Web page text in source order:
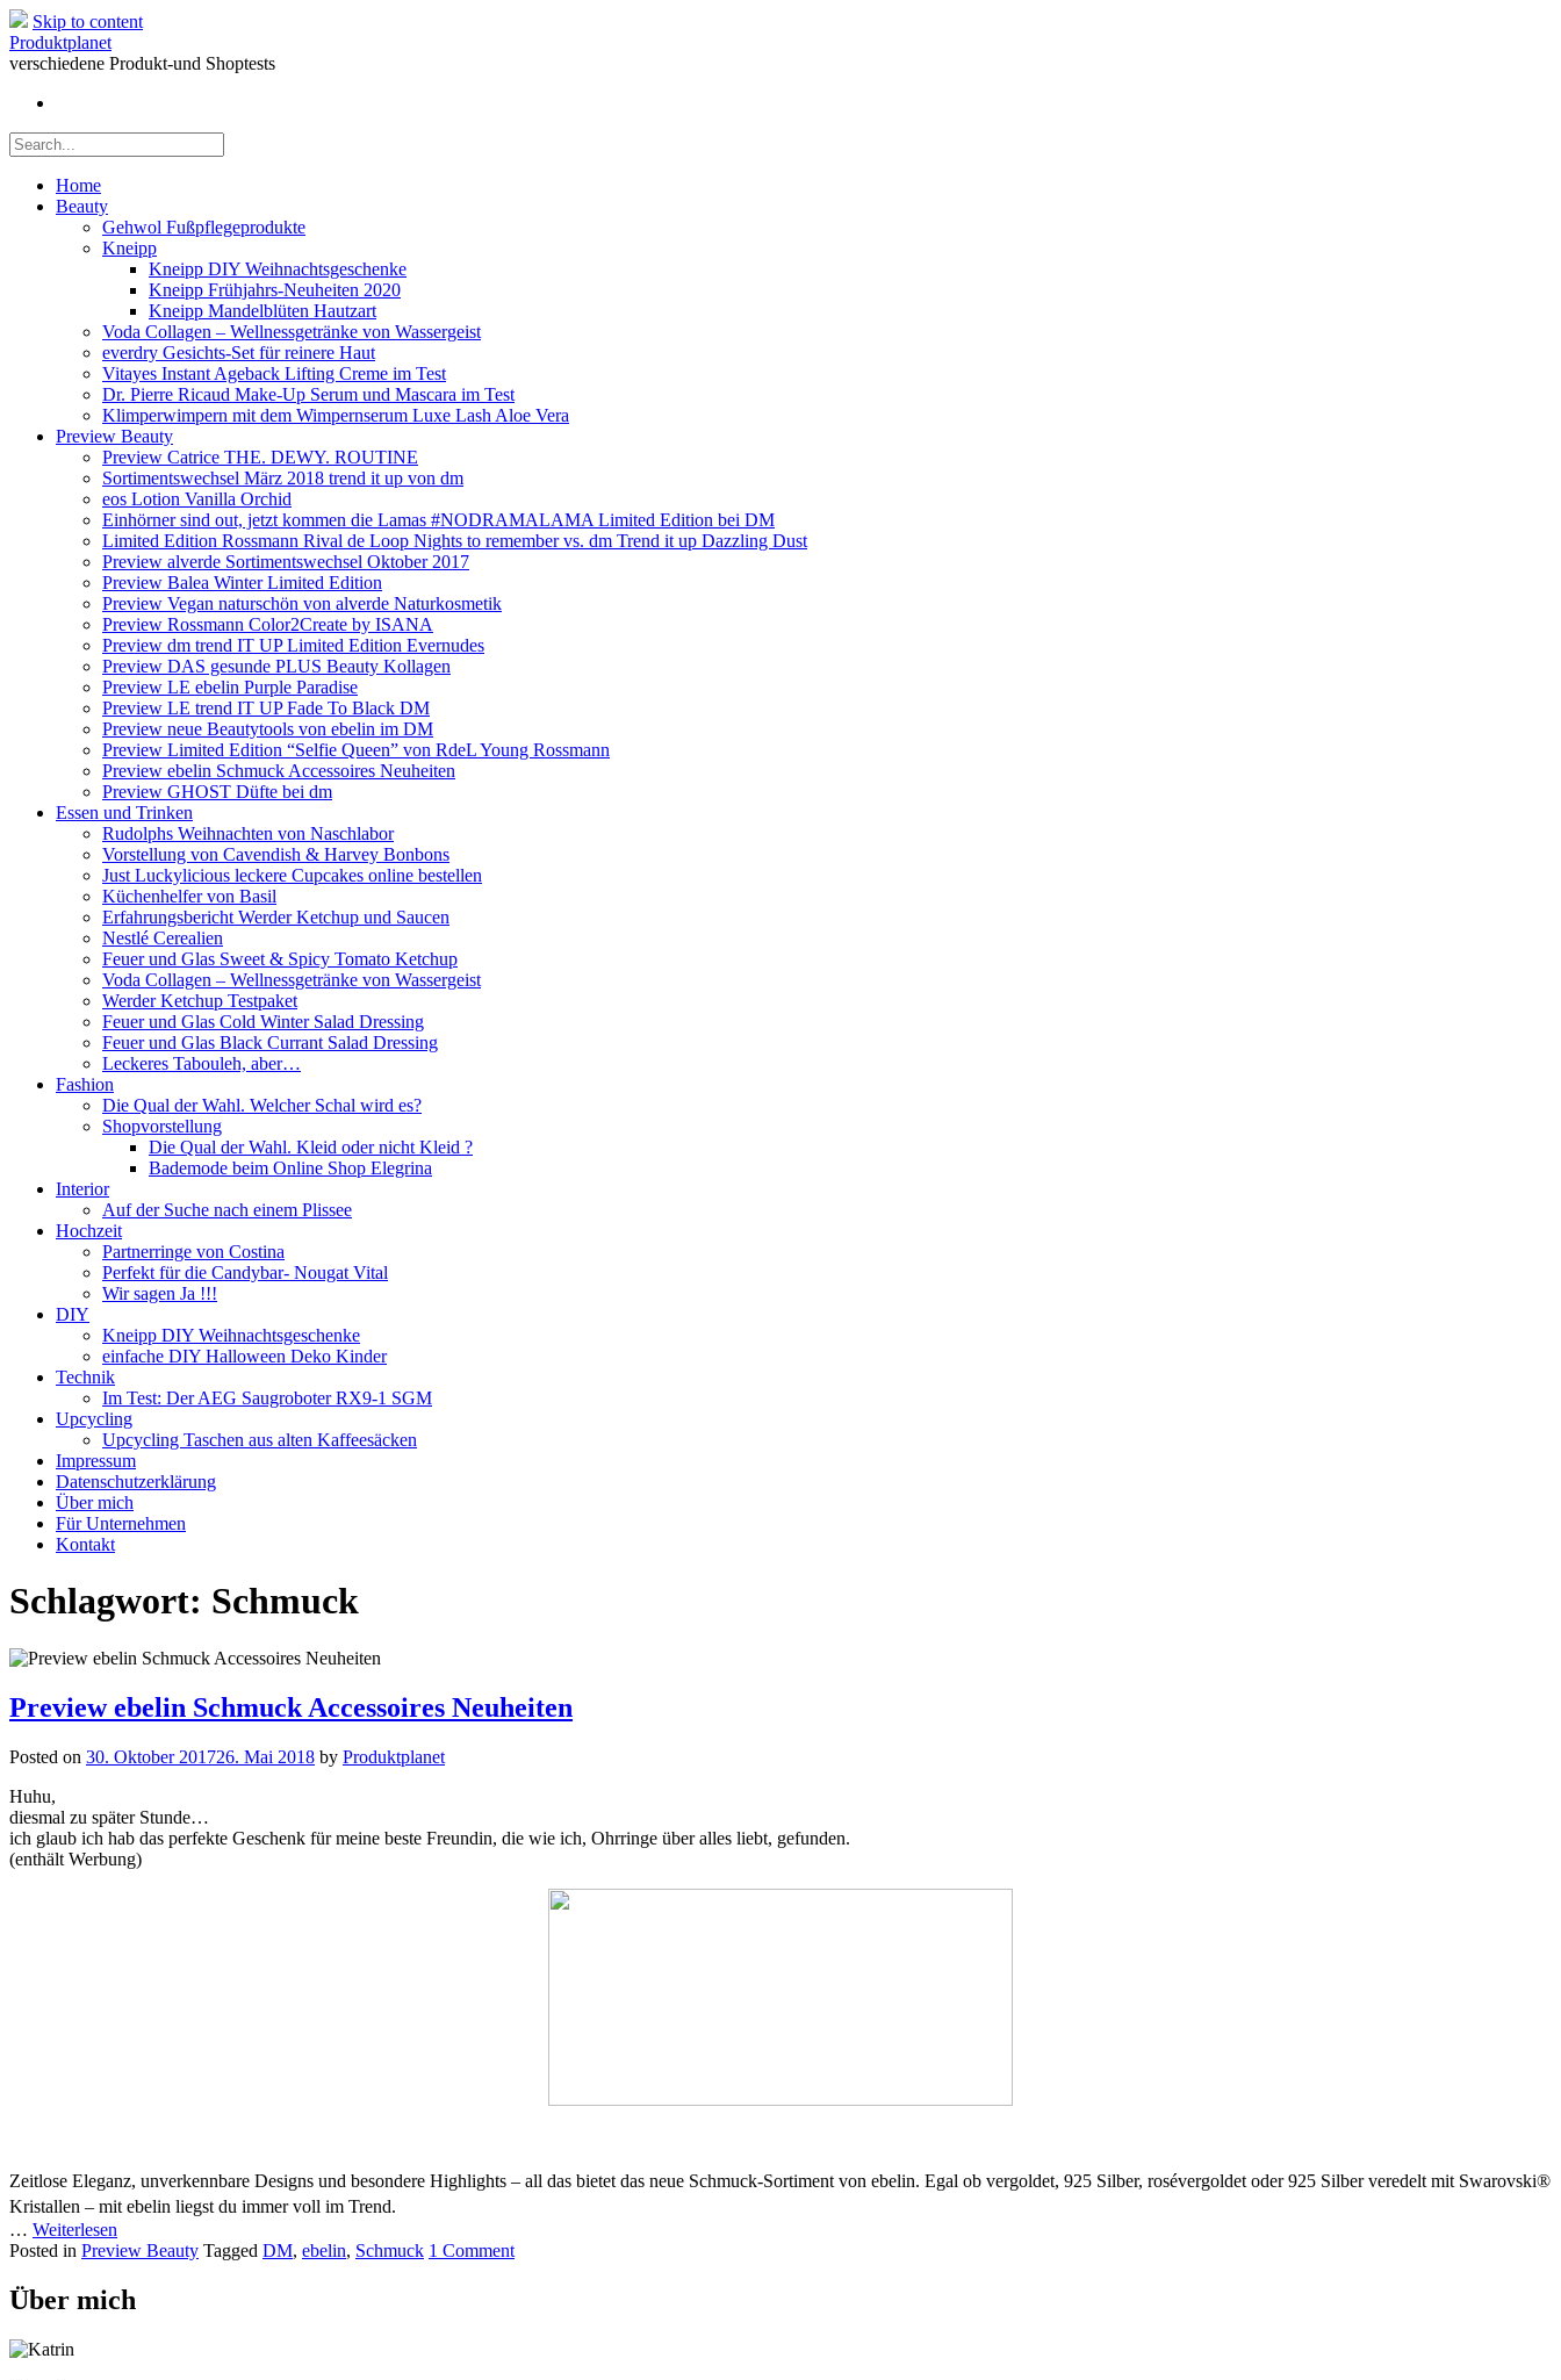
Skip to content
Produktplanet
verschiedene Produkt-und Shoptests
Home
Beauty
Gehwol Fußpflegeprodukte
Kneipp
Kneipp DIY Weihnachtsgeschenke
Kneipp Frühjahrs-Neuheiten 2020
Kneipp Mandelblüten Hautzart
Voda Collagen – Wellnessgetränke von Wassergeist
everdry Gesichts-Set für reinere Haut
Vitayes Instant Ageback Lifting Creme im Test
Dr. Pierre Ricaud Make-Up Serum und Mascara im Test
Klimperwimpern mit dem Wimpernserum Luxe Lash Aloe Vera
Preview Beauty
Preview Catrice THE. DEWY. ROUTINE
Sortimentswechsel März 2018 trend it up von dm
eos Lotion Vanilla Orchid
Einhörner sind out, jetzt kommen die Lamas #NODRAMALAMA Limited Edition bei DM
Limited Edition Rossmann Rival de Loop Nights to remember vs. dm Trend it up Dazzling Dust
Preview alverde Sortimentswechsel Oktober 2017
Preview Balea Winter Limited Edition
Preview Vegan naturschön von alverde Naturkosmetik
Preview Rossmann Color2Create by ISANA
Preview dm trend IT UP Limited Edition Evernudes
Preview DAS gesunde PLUS Beauty Kollagen
Preview LE ebelin Purple Paradise
Preview LE trend IT UP Fade To Black DM
Preview neue Beautytools von ebelin im DM
Preview Limited Edition “Selfie Queen” von RdeL Young Rossmann
Preview ebelin Schmuck Accessoires Neuheiten
Preview GHOST Düfte bei dm
Essen und Trinken
Rudolphs Weihnachten von Naschlabor
Vorstellung von Cavendish & Harvey Bonbons
Just Luckylicious leckere Cupcakes online bestellen
Küchenhelfer von Basil
Erfahrungsbericht Werder Ketchup und Saucen
Nestlé Cerealien
Feuer und Glas Sweet & Spicy Tomato Ketchup
Voda Collagen – Wellnessgetränke von Wassergeist
Werder Ketchup Testpaket
Feuer und Glas Cold Winter Salad Dressing
Feuer und Glas Black Currant Salad Dressing
Leckeres Tabouleh, aber…
Fashion
Die Qual der Wahl. Welcher Schal wird es?
Shopvorstellung
Die Qual der Wahl. Kleid oder nicht Kleid ?
Bademode beim Online Shop Elegrina
Interior
Auf der Suche nach einem Plissee
Hochzeit
Partnerringe von Costina
Perfekt für die Candybar- Nougat Vital
Wir sagen Ja !!!
DIY
Kneipp DIY Weihnachtsgeschenke
einfache DIY Halloween Deko Kinder
Technik
Im Test: Der AEG Saugroboter RX9-1 SGM
Upcycling
Upcycling Taschen aus alten Kaffeesäcken
Impressum
Datenschutzerklärung
Über mich
Für Unternehmen
Kontakt
Schlagwort: Schmuck
Preview ebelin Schmuck Accessoires Neuheiten
Posted on 30. Oktober 201726. Mai 2018 by Produktplanet
Huhu,
diesmal zu später Stunde…
ich glaub ich hab das perfekte Geschenk für meine beste Freundin, die wie ich, Ohrringe über alles liebt, gefunden.
(enthält Werbung)
Zeitlose Eleganz, unverkennbare Designs und besondere Highlights – all das bietet das neue Schmuck-Sortiment von ebelin. Egal ob vergoldet, 925 Silber, rosévergoldet oder 925 Silber veredelt mit Swarovski®
Kristallen – mit ebelin liegst du immer voll im Trend.
… Weiterlesen
Posted in Preview Beauty Tagged DM, ebelin, Schmuck 1 Comment
Über mich